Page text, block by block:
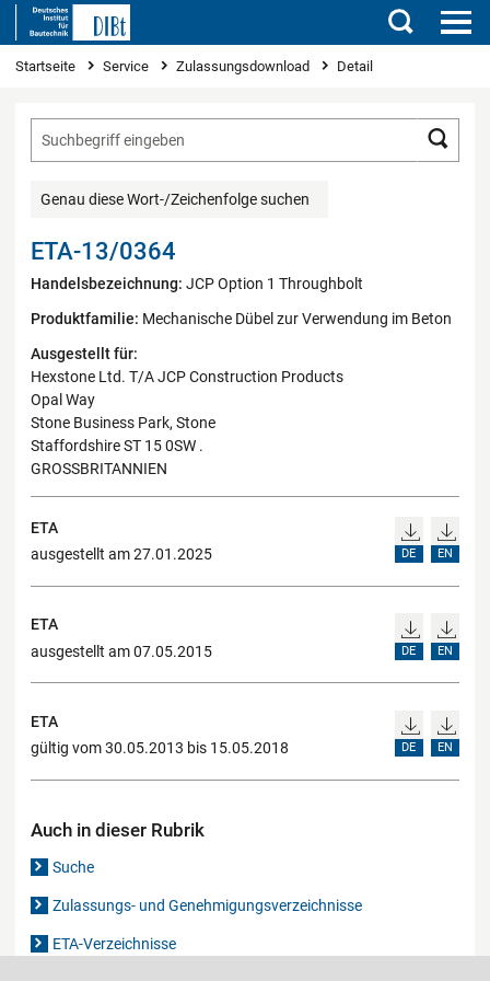
Suchen
Sie sind hier
Startseite Service Zulassungsdownload Detail
Genau diese Wort-/Zeichenfolge suchen
ETA-13/0364
Handelsbezeichnung: JCP Option 1 Throughbolt
Produktfamilie: Mechanische Dübel zur Verwendung im Beton
Ausgestellt für:
Hexstone Ltd. T/A JCP Construction Products
Opal Way
Stone Business Park, Stone
Staffordshire ST 15 0SW .
GROSSBRITANNIEN
ETA
ausgestellt am 27.01.2025
DE EN
ETA
ausgestellt am 07.05.2015
DE EN
ETA
gültig vom 30.05.2013 bis 15.05.2018
DE EN
Auch in dieser Rubrik
Suche
Zulassungs- und Genehmigungsverzeichnisse
ETA-Verzeichnisse